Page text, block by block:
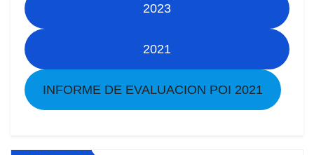
2023
2021
INFORME DE EVALUACION POI 2021